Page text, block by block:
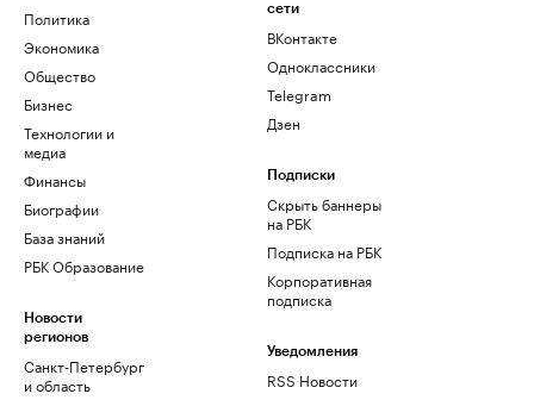
Политика
Экономика
Общество
Бизнес
Технологии и
медиа
Финансы
Биографии
База знаний
РБК Образование
Новости
регионов
Санкт-Петербург
и область
сети
ВКонтакте
Одноклассники
Telegram
Дзен
Подписки
Скрыть баннеры
на РБК
Подписка на РБК
Корпоративная
подписка
Уведомления
RSS Новости